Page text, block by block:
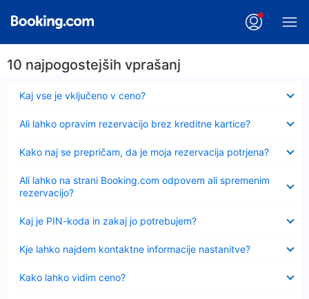
10 najpogostejših vprašanj
Kaj vse je vključeno v ceno?
Ali lahko opravim rezervacijo brez kreditne kartice?
Kako naj se prepričam, da je moja rezervacija potrjena?
Ali lahko na strani Booking.com odpovem ali spremenim
rezervacijo?
Kaj je PIN-koda in zakaj jo potrebujem?
Kje lahko najdem kontaktne informacije nastanitve?
Kako lahko vidim ceno?